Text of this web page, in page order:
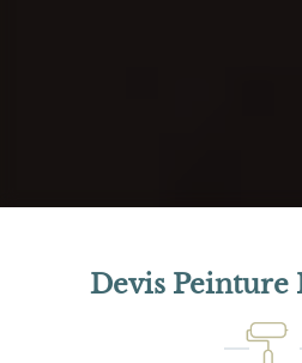
Devis Peinture